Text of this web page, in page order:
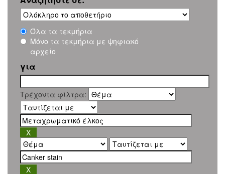
Όλα τα τεκμήρια
Μόνο τα τεκμήρια με ψηφιακό
αρχείο
για
Τρέχοντα φίλτρα: